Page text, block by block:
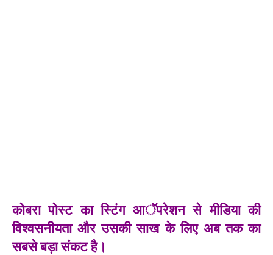
कोबरा पोस्ट का स्टिंग आॅपरेशन से मीडिया की
विश्वसनीयता और उसकी साख के लिए अब तक का
सबसे बड़ा संकट है।